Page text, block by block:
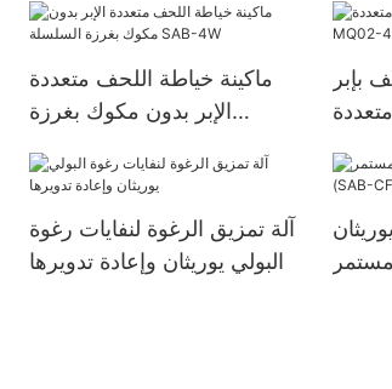
ماكينة خياطة اللحف متعددة
الإبر بدون مكوك بغرزة
بإبر
آلة تمزيق الرغوة لنفايات رغوة
البولي يوريثان وإعادة تدويرها